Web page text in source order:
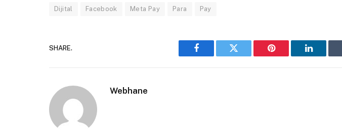
Dijital Facebook Meta Pay Para Pay
SHARE.
Facebook Twitter Pinterest LinkedIn
Webhane